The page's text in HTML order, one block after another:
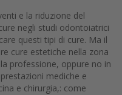
e la riduzione del
negli studi odontoiatrici
questi tipi di cure. Ma il
cure estetiche nella zona
professione, oppure no in
mediche e
e chirurgia,: come